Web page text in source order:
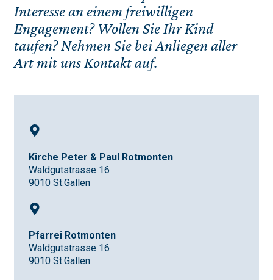
Interesse an einem freiwilligen
Engagement? Wollen Sie Ihr Kind
taufen? Nehmen Sie bei Anliegen aller
Art mit uns Kontakt auf.
Kirche Peter & Paul Rotmonten
Waldgutstrasse 16
9010 St.Gallen
Pfarrei Rotmonten
Waldgutstrasse 16
9010 St.Gallen